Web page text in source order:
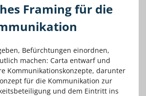
Framing für die
Befürchtungen einordnen,
machen: Carta entwarf und
Kommunikationskonzepte, darunter
für die Kommunikation zur
und dem Eintritt ins